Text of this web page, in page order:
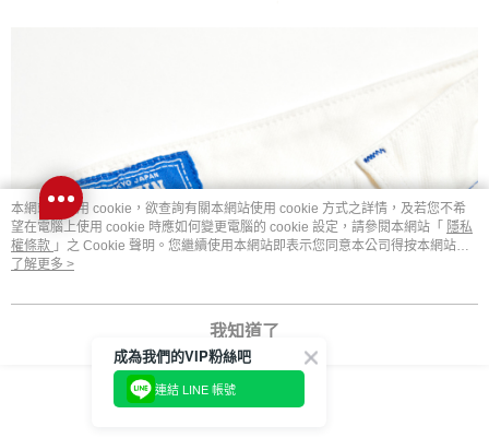
本網站中使用 cookie，欲查詢有關本網站使用 cookie 方式之詳情，及若您不希
望在電腦上使用 cookie 時應如何變更電腦的 cookie 設定，請參閱本網站「 隱私
權條款 」之 Cookie 聲明。您繼續使用本網站即表示您同意本公司得按本網站使
用條款之 Cookie 聲明使用 cookie。
了解更多 >
我知道了
成為我們的VIP粉絲吧
連結 LINE 帳號